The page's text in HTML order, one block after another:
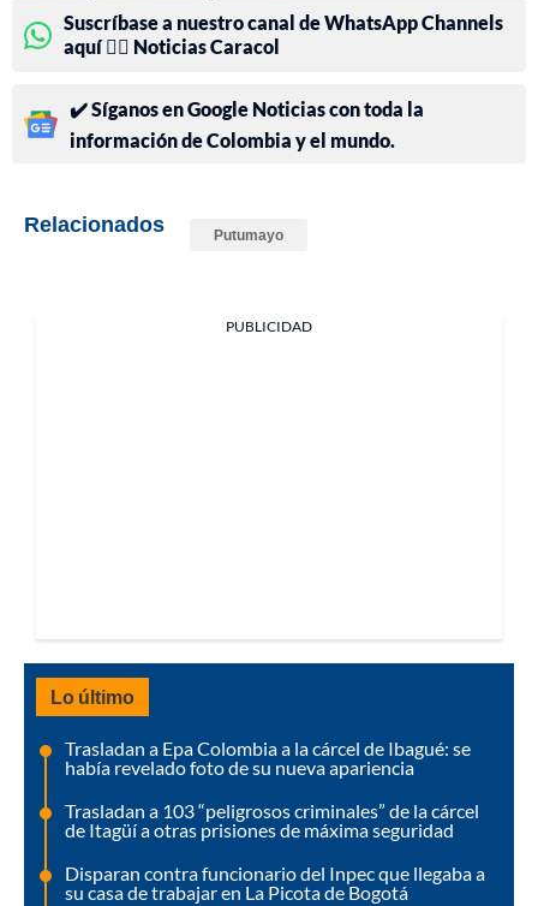
Suscríbase a nuestro canal de WhatsApp Channels
aquí 👉🏻 Noticias Caracol
✔️ Síganos en Google Noticias con toda la
información de Colombia y el mundo.
Relacionados Putumayo
PUBLICIDAD
Lo último
Trasladan a Epa Colombia a la cárcel de Ibagué: se
había revelado foto de su nueva apariencia
Trasladan a 103 “peligrosos criminales” de la cárcel
de Itagüí a otras prisiones de máxima seguridad
Disparan contra funcionario del Inpec que llegaba a
su casa de trabajar en La Picota de Bogotá